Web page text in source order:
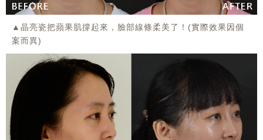
▲晶亮瓷把蘋果肌撐起來，臉部線條柔美了！(實際效果因個
案而異)